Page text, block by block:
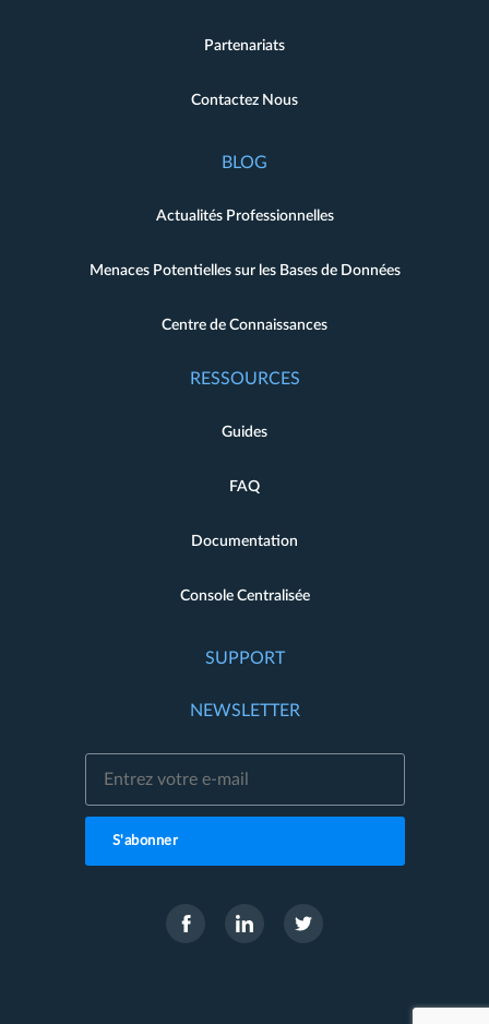
Partenariats
Contactez Nous
BLOG
Actualités Professionnelles
Menaces Potentielles sur les Bases de Données
Centre de Connaissances
RESSOURCES
Guides
FAQ
Documentation
Console Centralisée
SUPPORT
NEWSLETTER
S'abonner